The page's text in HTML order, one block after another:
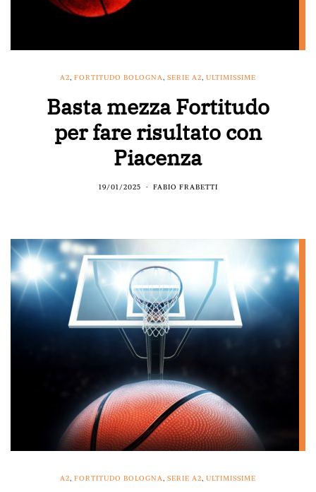
A2, FORTITUDO BOLOGNA, SERIE A2, ULTIMISSIME
Basta mezza Fortitudo
per fare risultato con
Piacenza
19/01/2025 FABIO FRABETTI
A2, FORTITUDO BOLOGNA, SERIE A2, ULTIMISSIME